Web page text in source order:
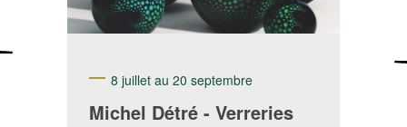
8 juillet au 20 septembre
Michel Détré - Verreries